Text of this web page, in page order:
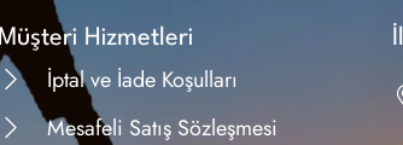
Müşteri Hizmetleri
İptal ve İade Koşulları
Mesafeli Satış Sözleşmesi